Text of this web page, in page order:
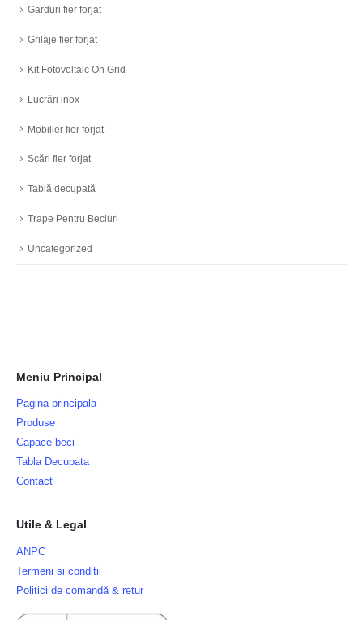
Garduri fier forjat
Grilaje fier forjat
Kit Fotovoltaic On Grid
Lucrări inox
Mobilier fier forjat
Scări fier forjat
Tablă decupată
Trape Pentru Beciuri
Uncategorized
Meniu Principal
Pagina principala
Produse
Capace beci
Tabla Decupata
Contact
Utile & Legal
ANPC
Termeni si conditii
Politici de comandă & retur